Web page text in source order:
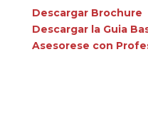
Descargar Brochure
Descargar la Guia
Asesorese con